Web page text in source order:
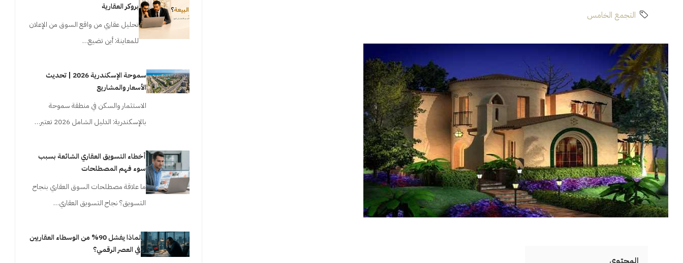
التجمع الخامس
بروكر العقارية
تحليل عقاري من واقع السوق من الإعلان
للمعاينة: أين تضيع…
سموحة الإسكندرية 2026 | تحديث
الأسعار والمشاريع
الاستثمار والسكن في منطقة سموحة
بالإسكندرية: الدليل الشامل 2026 تعتبر…
أخطاء التسويق العقاري الشائعة بسبب
سوء فهم المصطلحات
ما علاقة مصطلحات السوق العقاري بنجاح
التسويق؟ نجاح التسويق العقاري…
لماذا يفشل 90% من الوسطاء العقاريين
في العصر الرقمي؟